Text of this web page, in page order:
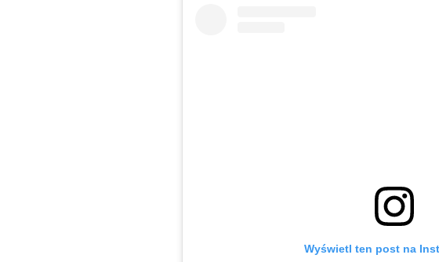
Wyświetl ten post na